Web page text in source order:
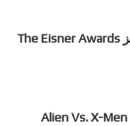
اللائحة الكاملة للفائزين بجوائز The Eisner Awards